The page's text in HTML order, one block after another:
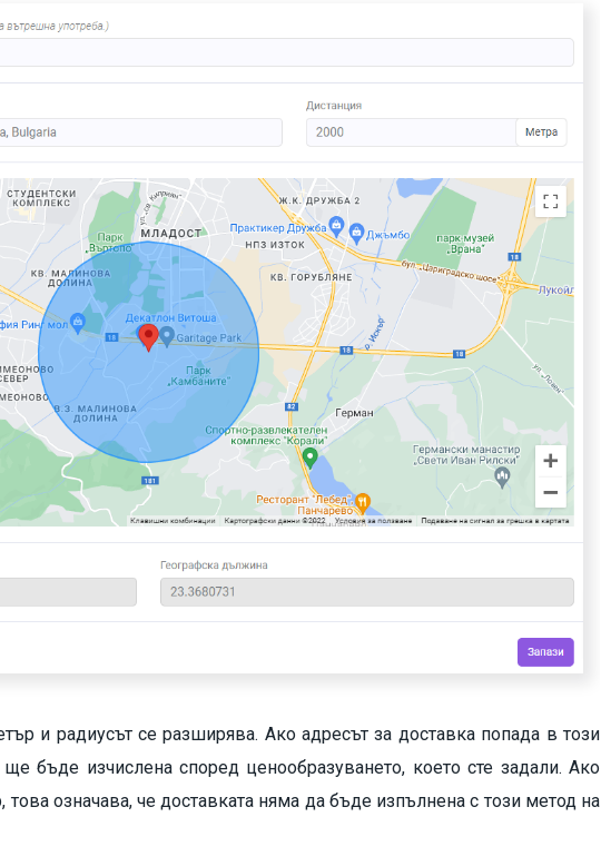
и радиусът се разширява. Ако адресът за доставка попада в този
бъде изчислена според ценообразуването, което сте задали. Ако
означава, че доставката няма да бъде изпълнена с този метод на